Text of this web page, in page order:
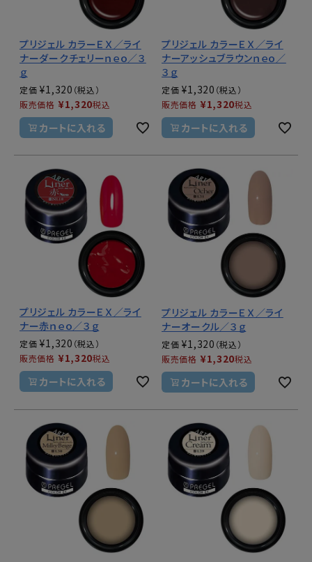
プリジェル カラーＥＸ／ライ
ナーダークチェリーｎｅｏ／３
ｇ
定価 ¥1,320
販売価格 ¥1,320税込
カートに入れる
プリジェル カラーＥＸ／ライ
ナーアッシュブラウンｎｅｏ／
３ｇ
定価 ¥1,320
販売価格 ¥1,320税込
カートに入れる
プリジェル カラーＥＸ／ライ
ナー赤ｎｅｏ／３ｇ
定価 ¥1,320
販売価格 ¥1,320税込
カートに入れる
プリジェル カラーＥＸ／ライ
ナーオークル／３ｇ
定価 ¥1,320
販売価格 ¥1,320税込
カートに入れる